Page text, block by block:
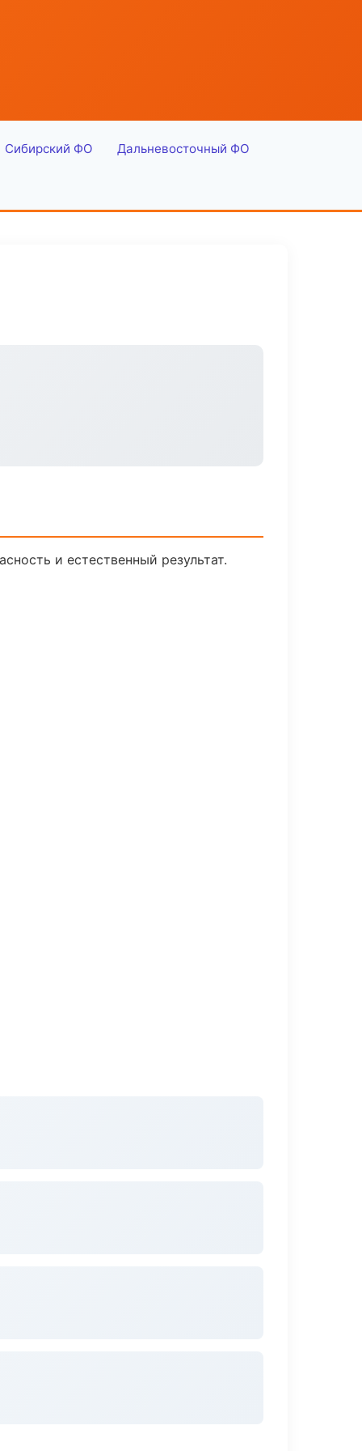
Сибирский ФО Дальневосточный ФО
и естественный результат.